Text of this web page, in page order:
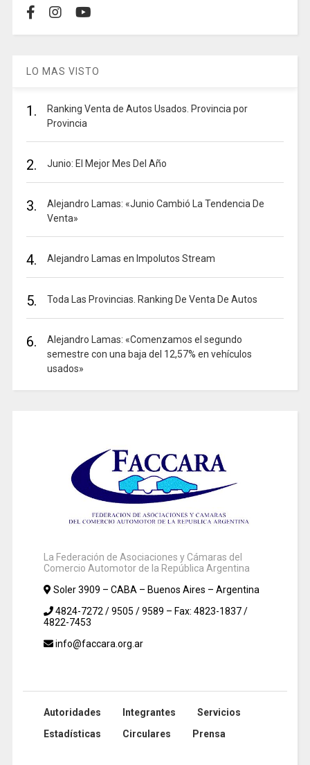
LO MAS VISTO
1.
Ranking Venta de Autos Usados. Provincia por
Provincia
2. Junio: El Mejor Mes Del Año
3.
Alejandro Lamas: «Junio Cambió La Tendencia De
Venta»
4. Alejandro Lamas en Impolutos Stream
5. Toda Las Provincias. Ranking De Venta De Autos
6.
Alejandro Lamas: «Comenzamos el segundo
semestre con una baja del 12,57% en vehículos
usados»
La Federación de Asociaciones y Cámaras del
Comercio Automotor de la República Argentina
Soler 3909 – CABA – Buenos Aires – Argentina
4824-7272 / 9505 / 9589 – Fax: 4823-1837 /
4822-7453
info@faccara.org.ar
Autoridades Integrantes
Servicios
Estadísticas
Circulares Prensa